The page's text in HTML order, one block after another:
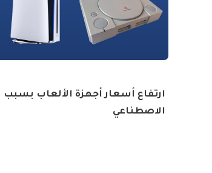
ارتفاع أسعار أجهزة الألعاب بسبب
الاصطناعي